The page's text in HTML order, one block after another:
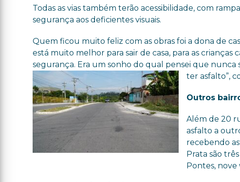
Todas as vias também terão acessibilidade, com
segurança aos deficientes visuais.
Quem ficou muito feliz com as obras foi a dona de
está muito melhor para sair de casa, para as
segurança. Era um sonho do qual pensei que nunca
ter asfalto”,
Outros
Além de 20
asfalto a
recebendo
Prata são
Pontes, nove